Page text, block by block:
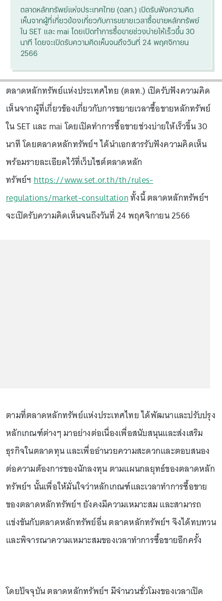
ตลาดหลักทรัพย์แห่งประเทศไทย (ตลท.) เปิดรับฟังความคิด
เห็นจากผู้ที่เกี่ยวข้องเกี่ยวกับการขยายเวลาซื้อขายหลักทรัพย์
ใน SET และ mai โดยเปิดทำการซื้อขายช่วงบ่ายให้เร็วขึ้น 30
นาที โดยจะเปิดรับความคิดเห็นจนถึงวันที่ 24 พฤศจิกายน
2566
ตลาดหลักทรัพย์แห่งประเทศไทย (ตลท.) เปิดรับฟังความคิด
เห็นจากผู้ที่เกี่ยวข้องเกี่ยวกับการขยายเวลาซื้อขายหลักทรัพย์
ใน SET และ mai โดยเปิดทำการซื้อขายช่วงบ่ายให้เร็วขึ้น 30
นาที โดยตลาดหลักทรัพย์ฯ ได้นำเอกสารรับฟังความคิดเห็น
พร้อมรายละเอียดไว้ที่เว็บไซต์ตลาดหลัก
ทรัพย์ฯhttps://www.set.or.th/th/rules-
regulations/market-consultationทั้งนี้ ตลาดหลักทรัพย์ฯ
จะเปิดรับความคิดเห็นจนถึงวันที่ 24 พฤศจิกายน 2566
ตามที่ตลาดหลักทรัพย์แห่งประเทศไทย ได้พัฒนาและปรับปรุง
หลักเกณฑ์ต่างๆ มาอย่างต่อเนื่องเพื่อสนับสนุนและส่งเสริม
ธุรกิจในตลาดทุน และเพื่ออำนวยความสะดวกและตอบสนอง
ต่อความต้องการของนักลงทุน ตามแผนกลยุทธ์ของตลาดหลัก
ทรัพย์ฯ นั้นเพื่อให้มั่นใจว่าหลักเกณฑ์และเวลาทำการซื้อขาย
ของตลาดหลักทรัพย์ฯ ยังคงมีความเหมาะสม และสามารถ
แข่งขันกับตลาดหลักทรัพย์อื่น ตลาดหลักทรัพย์ฯ จึงได้ทบทวน
และพิจารณาความเหมาะสมของเวลาทำการซื้อขายอีกครั้ง
โดยปัจจุบัน ตลาดหลักทรัพย์ฯ มีจำนวนชั่วโมงของเวลาเปิด